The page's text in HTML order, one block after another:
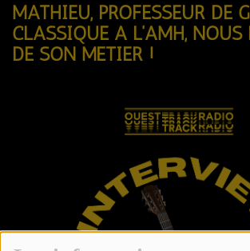
LA MUSIQUE
LES PLAYLISTS
LES WEBRADIOS
LA GRILLE DES PROGRAMMES
TOUTES LES ÉMISSIONS
MATHIEU, PROFESSEUR DE
CLASSIQUE A L'AMH, NOUS
DE SON MÉTIER !